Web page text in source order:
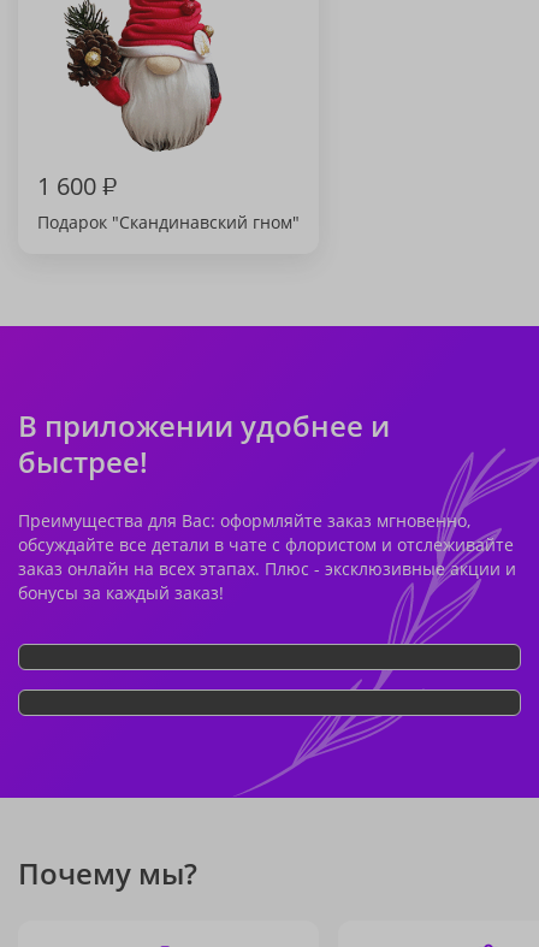
1 600₽
Подарок "Скандинавский гном"
В приложении удобнее и
быстрее!
Преимущества для Вас: оформляйте заказ мгновенно,
обсуждайте все детали в чате с флористом и отслеживайте
заказ онлайн на всех этапах. Плюс - эксклюзивные акции и
бонусы за каждый заказ!
Почему мы?